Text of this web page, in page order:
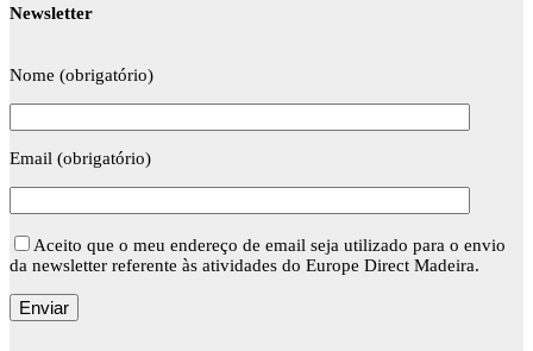
Newsletter
Nome (obrigatório)
Email (obrigatório)
Aceito que o meu endereço de email seja utilizado para o envio
da newsletter referente às atividades do Europe Direct Madeira.